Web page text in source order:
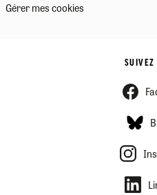
Gérer mes cookies
SUIVEZ